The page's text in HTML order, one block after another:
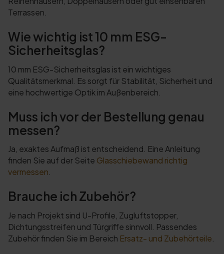
Terrassen.
Wie wichtig ist 10 mm ESG-
Sicherheitsglas?
10 mm ESG-Sicherheitsglas ist ein wichtiges
Qualitätsmerkmal. Es sorgt für Stabilität, Sicherheit und
eine hochwertige Optik im Außenbereich.
Muss ich vor der Bestellung genau
messen?
Ja, exaktes Aufmaß ist entscheidend. Eine Anleitung
finden Sie auf der Seite Glasschiebewand richtig
vermessen
Brauche ich Zubehör?
Je nach Projekt sind U-Profile, Zugluftstopper,
Dichtungsstreifen und Türgriffe sinnvoll. Passendes
Zubehör finden Sie im Bereich Ersatz- und Zubehörteile